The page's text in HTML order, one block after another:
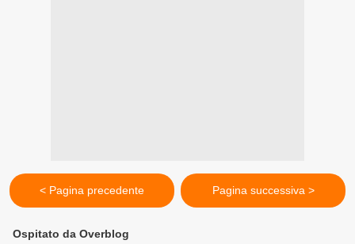
< Pagina precedente Pagina successiva >
Ospitato da Overblog